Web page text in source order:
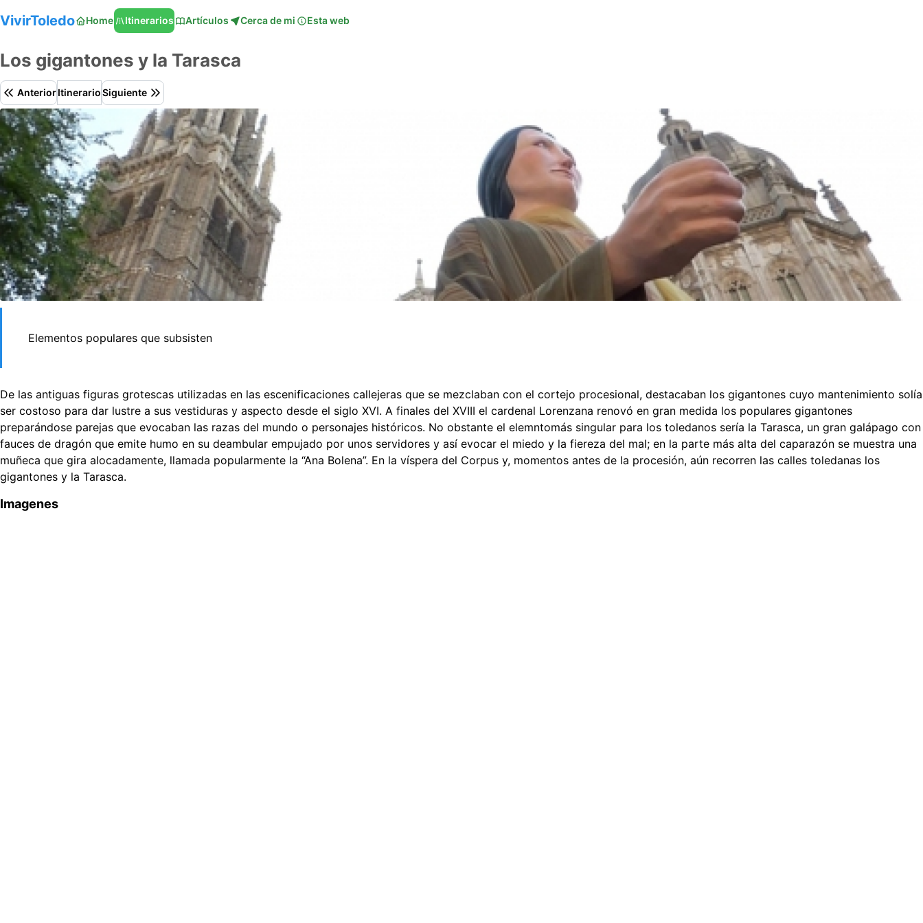
VivirToledo Home Itinerarios Artículos Cerca de mi Esta web
Los gigantones y la Tarasca
AnteriorItinerarioSiguiente
Elementos populares que subsisten
De las antiguas figuras grotescas utilizadas en las escenificaciones callejeras que se mezclaban con el cortejo procesional, destacaban los gigantones cuyo mantenimiento solía
ser costoso para dar lustre a sus vestiduras y aspecto desde el siglo XVI. A finales del XVIII el cardenal Lorenzana renovó en gran medida los populares gigantones
preparándose parejas que evocaban las razas del mundo o personajes históricos. No obstante el elemntomás singular para los toledanos sería la Tarasca, un gran galápago con
fauces de dragón que emite humo en su deambular empujado por unos servidores y así evocar el miedo y la fiereza del mal; en la parte más alta del caparazón se muestra una
muñeca que gira alocadamente, llamada popularmente la “Ana Bolena”. En la víspera del Corpus y, momentos antes de la procesión, aún recorren las calles toledanas los
gigantones y la Tarasca.
Imagenes